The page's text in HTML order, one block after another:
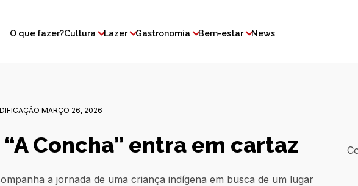
O que fazer?Cultura Lazer Gastronomia Bem-estar News
MARÇO 26, 2026
Concha” entra em cartaz
a jornada de uma criança indígena em busca de um lugar